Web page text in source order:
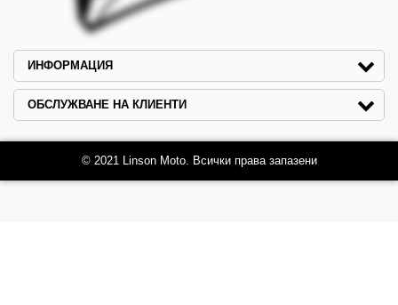
ИНФОРМАЦИЯ
ОБСЛУЖВАНЕ НА КЛИЕНТИ
© 2021 Linson Moto. Всички права запазени